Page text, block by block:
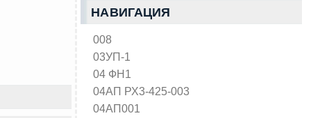
НАВИГАЦИЯ
008
03УП-1
04 ФН1
04АП РХ3-425-003
04АП001